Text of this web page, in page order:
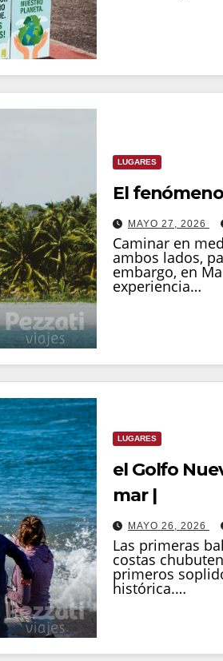
LUGARES
El
MAYO 27, 2026
Caminar en
ambos lados,
embargo, en
experiencia…
LUGARES
el Golfo
mar |
MAYO 26, 2026
Las primeras
costas
primeros
histórica.…